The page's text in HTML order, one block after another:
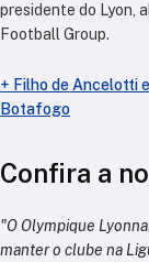
presidente do Lyon,
Football Group.
+ Filho de Ancelotti
Botafogo
Confira a
"O Olympique
manter o clube na